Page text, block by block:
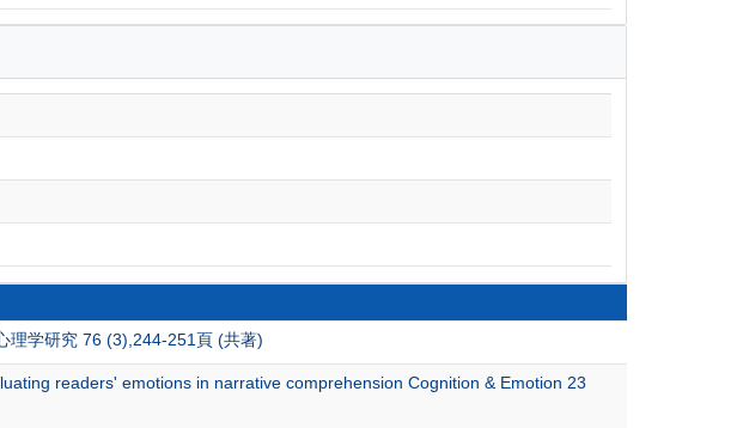
理学研究 76 (3),244-251頁 (共著)
readers' emotions in narrative comprehension Cognition & Emotion 23